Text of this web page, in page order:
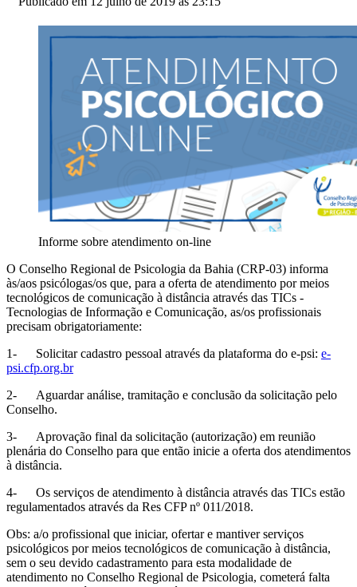
Informe sobre atendimento on-line
O Conselho Regional de Psicologia da Bahia (CRP-03) informa
às/aos psicólogas/os que, para a oferta de atendimento por meios
tecnológicos de comunicação à distância através das TICs -
Tecnologias de Informação e Comunicação, as/os profissionais
precisam obrigatoriamente:
1- Solicitar cadastro pessoal através da plataforma do e-psi: e-
psi.cfp.org.br
2- Aguardar análise, tramitação e conclusão da solicitação pelo
Conselho.
3- Aprovação final da solicitação (autorização) em reunião
plenária do Conselho para que então inicie a oferta dos atendimentos
à distância.
4- Os serviços de atendimento à distância através das TICs estão
regulamentados através da Res CFP nº 011/2018.
Obs: a/o profissional que iniciar, ofertar e mantiver serviços
psicológicos por meios tecnológicos de comunicação à distância,
sem o seu devido cadastramento para esta modalidade de
atendimento no Conselho Regional de Psicologia, cometerá falta